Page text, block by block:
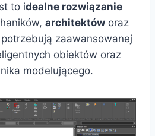
to idealne rozwiązanie
architektów oraz
zaawansowanej
obiektów oraz
modelującego.